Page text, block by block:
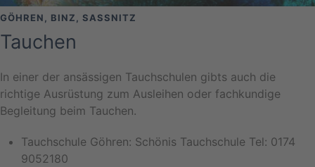
GÖHREN, BINZ, SASSNITZ
Tauchen
In einer der ansässigen Tauchschulen gibts auch die
richtige Ausrüstung zum Ausleihen oder fachkundige
Begleitung beim Tauchen.
Tauchschule Göhren: Schönis Tauchschule Tel: 0174
9052180